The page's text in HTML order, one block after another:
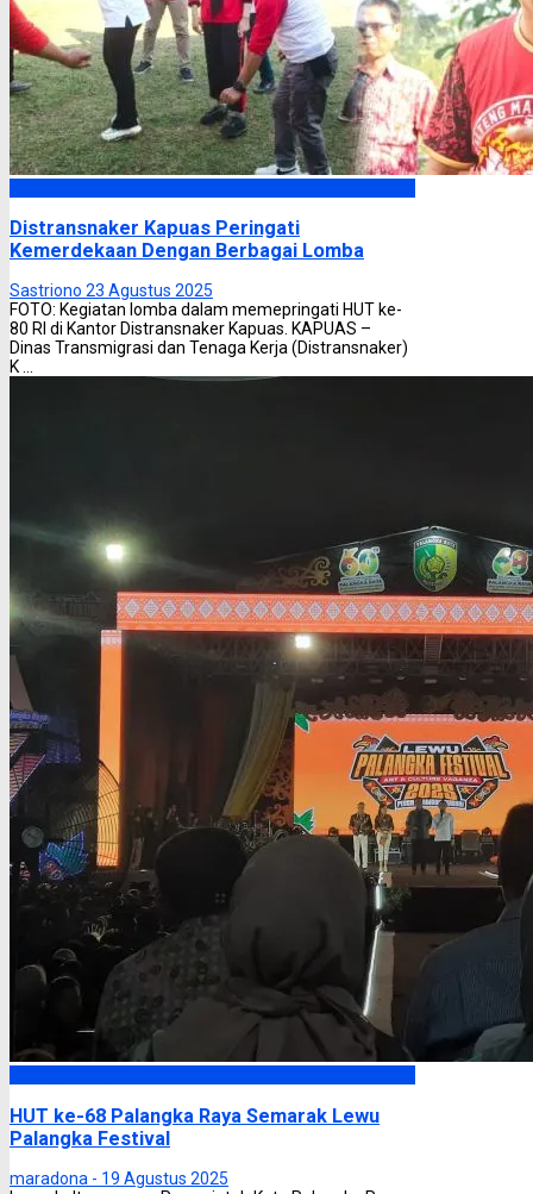
Distransnaker Kapuas Peringati
Kemerdekaan Dengan Berbagai Lomba
Sastriono 23 Agustus 2025
FOTO: Kegiatan lomba dalam memepringati HUT ke-
80 RI di Kantor Distransnaker Kapuas. KAPUAS –
Dinas Transmigrasi dan Tenaga Kerja (Distransnaker)
K ...
HUT ke-68 Palangka Raya Semarak Lewu
Palangka Festival
maradona - 19 Agustus 2025